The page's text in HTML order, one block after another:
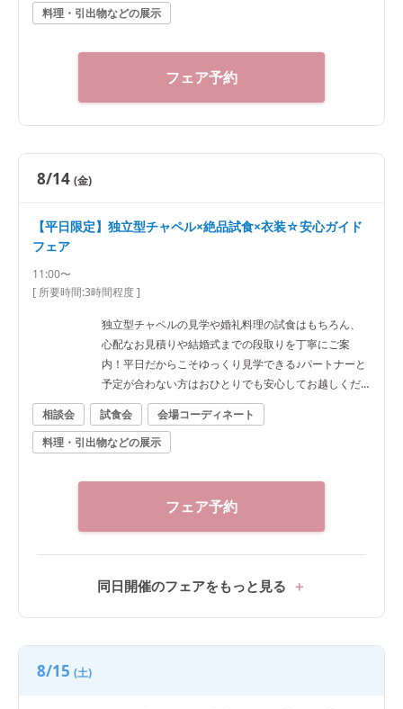
料理・引出物などの展示
フェア予約
8/14 (金)
【平日限定】独立型チャペル×絶品試食×衣装☆安心ガイド
フェア
11:00〜
[ 所要時間:3時間程度]
独立型チャペルの見学や婚礼料理の試食はもちろん、
心配なお見積りや結婚式までの段取りを丁寧にご案
内！平日だからこそゆっくり見学できる♪パートナーと
予定が合わない方はおひとりでも安心してお越しくだ
さい。
相談会 試食会
会場コーディネート
料理・引出物などの展示
フェア予約
同日開催のフェアをもっと見る
8/15 (土)